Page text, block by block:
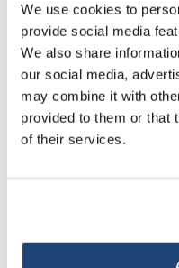
We use cookies to
provide social media
We also share
our social media,
may combine it with
provided to them or that
of their services.
Staffelkorting
Bestel 2 en bespaar 5%
Bestel 10 en bespaar 10%
Informatie
Technische
Accessoires
Sign up for
informed
receive a
purchase for all
our